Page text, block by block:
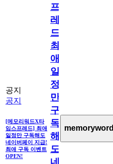
공지
공지
[메모리워드X타
임스프레드] 최애
일정만 구독해도
네이버페이 지급!
최애 구독 이벤트
OPEN!
프
레
드]
최
애
일
정
만
구
독
해
도
네
memoryword